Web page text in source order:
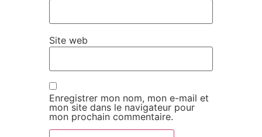
Site web
Enregistrer mon nom, mon e-mail et
mon site dans le navigateur pour
mon prochain commentaire.